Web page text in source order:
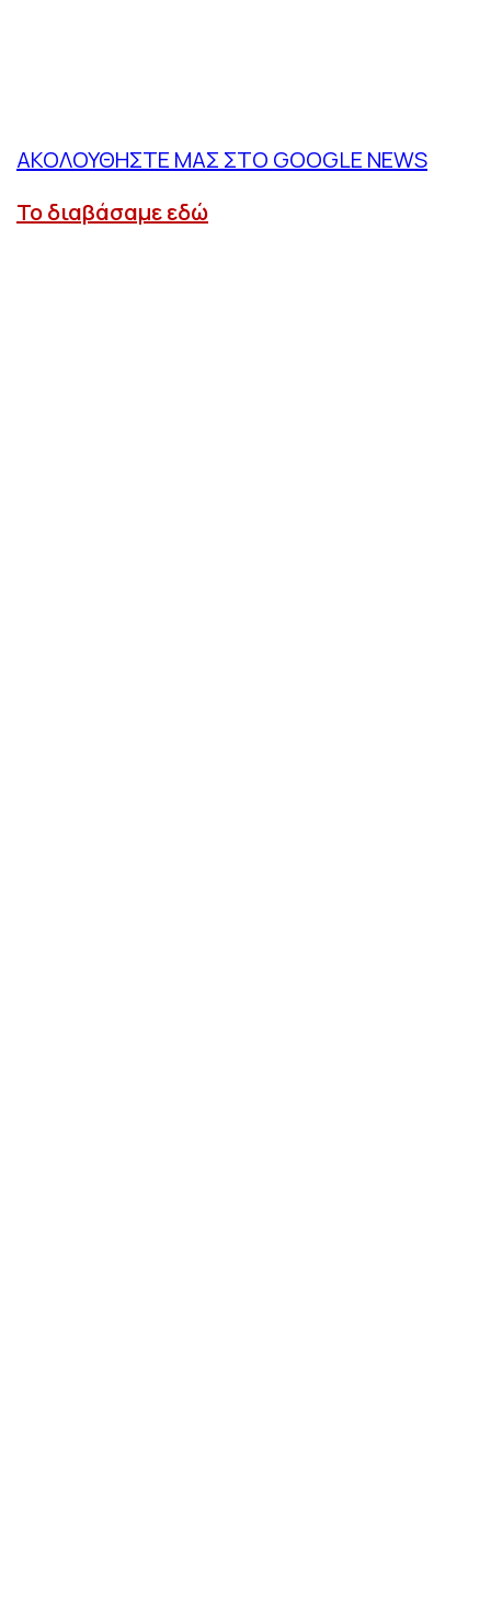
ΑΚΟΛΟΥΘΗΣΤΕ ΜΑΣ ΣΤΟ GOOGLE NEWS
Το διαβάσαμε εδώ